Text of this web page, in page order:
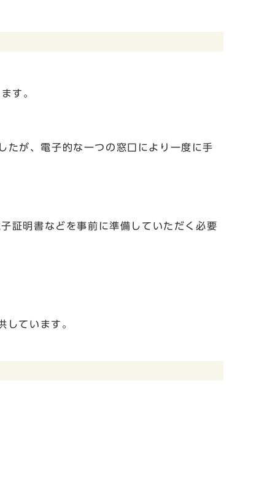
す。
たが、電子的な一つの窓口により一度に手
証明書などを事前に準備していただく必要
ています。